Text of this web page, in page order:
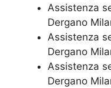
​Assistenza
Dergano
Assistenza
Dergano
Assistenza
Dergano